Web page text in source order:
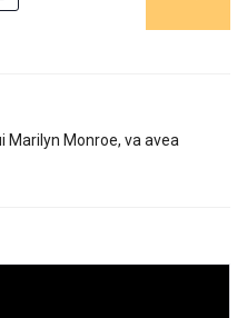
Marilyn Monroe, va avea